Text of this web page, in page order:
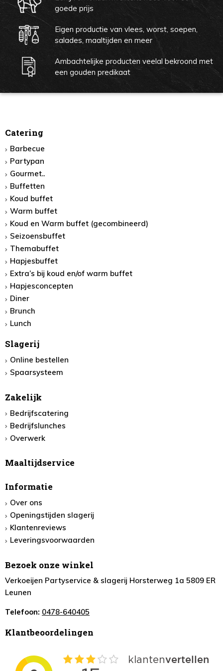
goede prijs
Eigen productie van vlees, worst, soepen,
salades, maaltijden en meer
Ambachtelijke producten veelal bekroond met
een gouden predikaat
Catering
Barbecue
Partypan
Gourmet..
Buffetten
Koud buffet
Warm buffet
Koud en Warm buffet (gecombineerd)
Seizoensbuffet
Themabuffet
Hapjesbuffet
Extra’s bij koud en/of warm buffet
Hapjesconcepten
Diner
Brunch
Lunch
Slagerij
Online bestellen
Spaarsysteem
Zakelijk
Bedrijfscatering
Bedrijfslunches
Overwerk
Maaltijdservice
Informatie
Over ons
Openingstijden slagerij
Klantenreviews
Leveringsvoorwaarden
Bezoek onze winkel
Verkoeijen Partyservice & slagerij Horsterweg 1a 5809 ER
Leunen
Telefoon: 0478-640405
Klantbeoordelingen